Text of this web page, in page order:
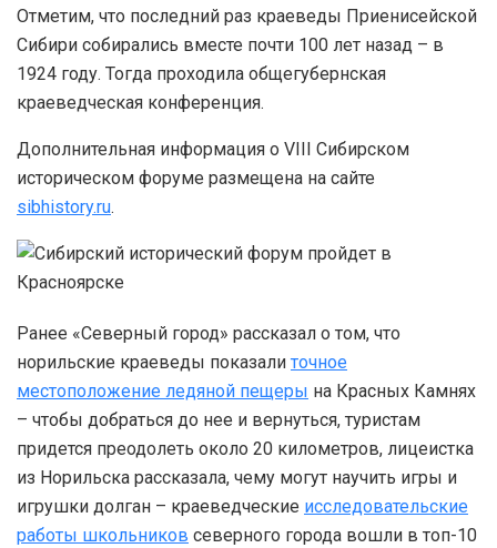
Отметим, что последний раз краеведы Приенисейской
Сибири собирались вместе почти 100 лет назад – в
1924 году. Тогда проходила общегубернская
краеведческая конференция.
Дополнительная информация о VIII Сибирском
историческом форуме размещена на сайте
sibhistory.ru.
Ранее «Северный город» рассказал о том, что
норильские краеведы показали точное
местоположение ледяной пещеры на Красных Камнях
– чтобы добраться до нее и вернуться, туристам
придется преодолеть около 20 километров, лицеистка
из Норильска рассказала, чему могут научить игры и
игрушки долган – краеведческие исследовательские
работы школьников северного города вошли в топ-10